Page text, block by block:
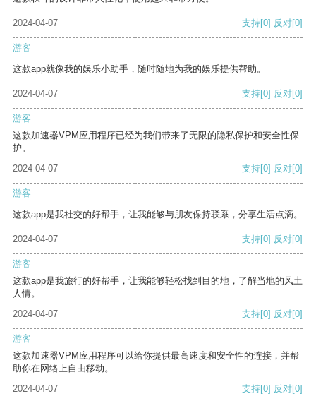
2024-04-07 支持[0] 反对[0]
游客
这款app就像我的娱乐小助手，随时随地为我的娱乐提供帮助。
2024-04-07 支持[0] 反对[0]
游客
这款加速器VPM应用程序已经为我们带来了无限的隐私保护和安全性保
护。
2024-04-07
支持[0] 反对[0]
游客
这款app是我社交的好帮手，让我能够与朋友保持联系，分享生活点滴。
2024-04-07 支持[0] 反对[0]
游客
这款app是我旅行的好帮手，让我能够轻松找到目的地，了解当地的风土
人情。
2024-04-07
支持[0] 反对[0]
游客
这款加速器VPM应用程序可以给你提供最高速度和安全性的连接，并帮
助你在网络上自由移动。
2024-04-07
支持[0] 反对[0]